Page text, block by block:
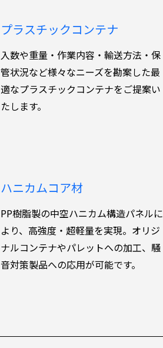
プラスチックコンテナ
入数や重量・作業内容・輸送方法・保
管状況など様々なニーズを勘案した最
適なプラスチックコンテナをご提案い
たします。
ハニカムコア材
PP樹脂製の中空ハニカム構造パネルに
より、高強度・超軽量を実現。オリジ
ナルコンテナやパレットへの加工、騒
音対策製品への応用が可能です。